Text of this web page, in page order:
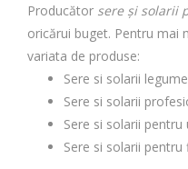
Producător sere şi solarii
oricărui buget. Pentru mai
variata de produse:
Sere si solarii legume
Sere si solarii
Sere si solarii pentru
Sere si solarii pentru